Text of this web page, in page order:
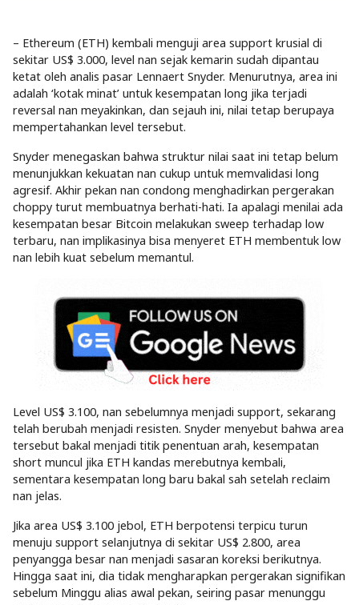
– Ethereum (ETH) kembali menguji area support krusial di
sekitar US$ 3.000, level nan sejak kemarin sudah dipantau
ketat oleh analis pasar Lennaert Snyder. Menurutnya, area ini
adalah ‘kotak minat’ untuk kesempatan long jika terjadi
reversal nan meyakinkan, dan sejauh ini, nilai tetap berupaya
mempertahankan level tersebut.
Snyder menegaskan bahwa struktur nilai saat ini tetap belum
menunjukkan kekuatan nan cukup untuk memvalidasi long
agresif. Akhir pekan nan condong menghadirkan pergerakan
choppy turut membuatnya berhati-hati. Ia apalagi menilai ada
kesempatan besar Bitcoin melakukan sweep terhadap low
terbaru, nan implikasinya bisa menyeret ETH membentuk low
nan lebih kuat sebelum memantul.
Level US$ 3.100, nan sebelumnya menjadi support, sekarang
telah berubah menjadi resisten. Snyder menyebut bahwa area
tersebut bakal menjadi titik penentuan arah, kesempatan
short muncul jika ETH kandas merebutnya kembali,
sementara kesempatan long baru bakal sah setelah reclaim
nan jelas.
Jika area US$ 3.100 jebol, ETH berpotensi terpicu turun
menuju support selanjutnya di sekitar US$ 2.800, area
penyangga besar nan menjadi sasaran koreksi berikutnya.
Hingga saat ini, dia tidak mengharapkan pergerakan signifikan
sebelum Minggu alias awal pekan, seiring pasar menunggu